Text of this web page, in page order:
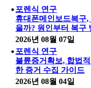
포렌식 연구
휴대폰메인보드복구
을까? 원인부터 복구
2026년 08월 07일
포렌식 연구
불륜증거확보, 합법
한 증거 수집 가이드
2026년 08월 04일